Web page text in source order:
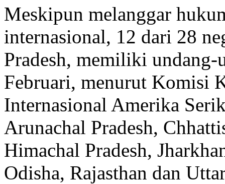
Meskipun melanggar
internasional, 12 dari 28
Pradesh, memiliki
Februari, menurut Komisi
Internasional Amerika
Arunachal Pradesh,
Himachal Pradesh,
Odisha, Rajasthan dan